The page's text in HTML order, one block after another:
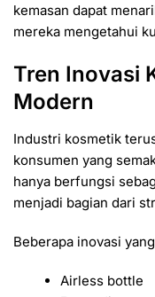
kemasan dapat
mereka mengetahui
Tren Inovasi
Modern
Industri kosmetik
konsumen yang
hanya berfungsi
menjadi bagian dari
Beberapa inovasi
Airless bottle